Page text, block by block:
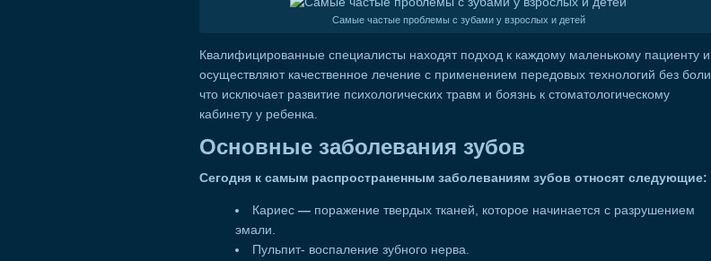
Самые частые проблемы с зубами у взрослых и детей
Квалифицированные специалисты находят подход к каждому маленькому пациенту и
осуществляют качественное лечение с применением передовых технологий без боли,
что исключает развитие психологических травм и боязнь к стоматологическому
кабинету у ребенка.
Основные заболевания зубов
Сегодня к самым распространенным заболеваниям зубов относят следующие:
Кариес—поражение твердых тканей, которое начинается с разрушением
эмали.
Пульпит- воспаление зубного нерва.